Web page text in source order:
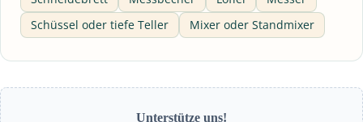
Schüssel oder tiefe Teller
Mixer oder Standmixer
Unterstütze uns!